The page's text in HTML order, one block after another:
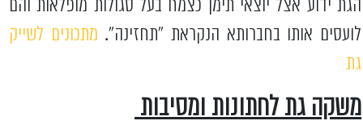
הגת ידוע אצל יוצאי תימן כצמח בעל סגולות מופלאות והם
לועסים אותו בחברותא הנקראת "תחזינה". מתכונים לשייק
גת
משקה גת לחתונות ומסיבות